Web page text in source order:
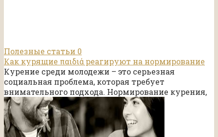
Полезные статьи 0
Как курящие παιδιά реагируют на нормирование
Курение среди молодежи – это серьезная
социальная проблема, которая требует
внимательного подхода. Нормирование курения,